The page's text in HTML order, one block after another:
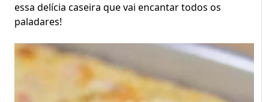
essa delícia caseira que vai encantar todos os
paladares!